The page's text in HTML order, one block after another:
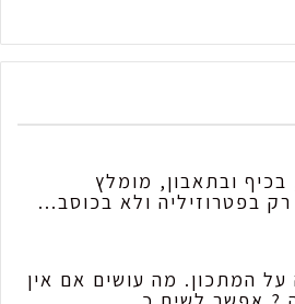
בכיף ובתאבון, מומלץ
בפטרוזיליה ולא בכוסב...
על המתכון. מה עושים אם אין